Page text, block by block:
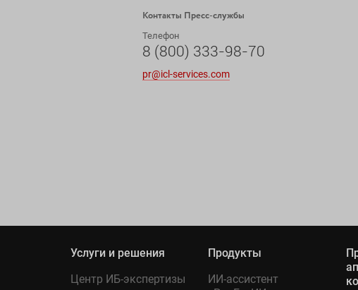
Контакты Пресс-службы
Телефон
8 (800) 333-98-70
pr@icl-services.com
Услуги и решения
Центр ИБ-экспертизы
Продукты
ИИ-ассистент